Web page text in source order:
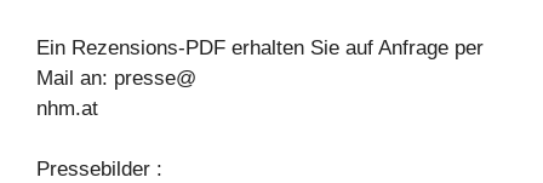
Ein Rezensions-PDF erhalten Sie auf Anfrage per
Mail an: presse@
nhm.at
Pressebilder :